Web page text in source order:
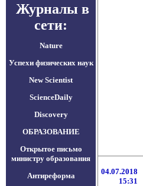
Журналы в
сети:
Nature
Успехи физических наук
New Scientist
ScienceDaily
Discovery
ОБРАЗОВАНИЕ
Открытое письмо
министру образования
Антиреформа
04.07.2018
15:31